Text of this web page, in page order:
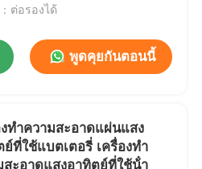
ต่อรองได้
พูดคุยกันตอนนี้
งทําความสะอาดแผ่นแสง
ย์ที่ใช้แบตเตอรี่ เครื่องทํา
สะอาดแสงอาทิตย์ที่ใช้น้ํา